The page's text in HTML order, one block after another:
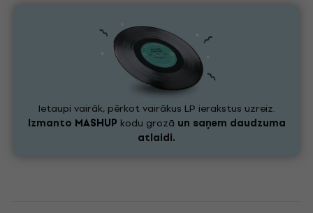
Ietaupi vairāk, pērkot vairākus LP ierakstus uzreiz.
Izmanto MASHUP kodu grozā un saņem daudzuma
atlaidi.